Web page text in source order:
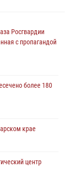
Росгвардии
с пропагандой
более 180
крае
центр